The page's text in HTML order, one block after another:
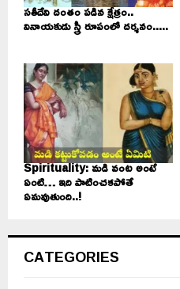
సతీదేవి దంతం పడిన క్షేత్రం..
వినాయకుడు స్త్రీ రూపంలో దర్శనం.....
Spirituality: మడి వంట అంటే
ఏంటి… ఇది పాటించకపోతే
ఏమవుతుంది..!
CATEGORIES